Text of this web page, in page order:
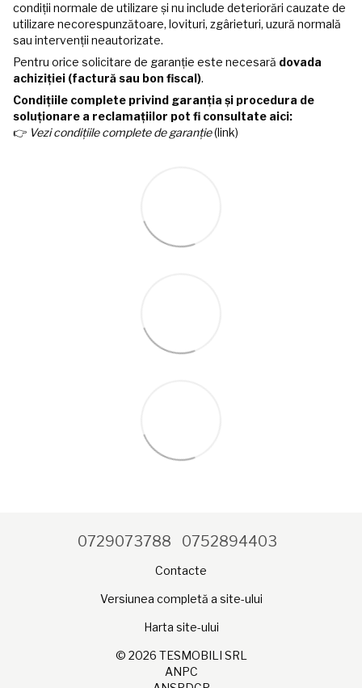
condiții normale de utilizare și nu include deteriorări cauzate de
utilizare necorespunzătoare, lovituri, zgârieturi, uzură normală
sau intervenții neautorizate.
Pentru orice solicitare de garanție este necesară dovada
achiziției (factură sau bon fiscal).
Condițiile complete privind garanția și procedura de
soluționare a reclamațiilor pot fi consultate aici:
👉 Vezi condițiile complete de garanție(link)
0729073788 0752894403
Contacte
Versiunea completă a site-ului
Harta site-ului
© 2026 TESMOBILI SRL
ANPC